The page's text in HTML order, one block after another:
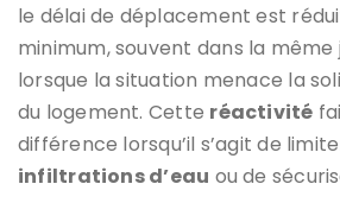
le délai de déplacement est
minimum, souvent dans la
lorsque la situation menace la
du logement. Cette réactivité
différence lorsqu’il s’agit de
infiltrations d’eau ou de